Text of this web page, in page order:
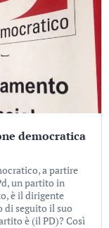
democratica
a partire
un partito in
è il dirigente
di seguito il suo
è (il PD)? Così